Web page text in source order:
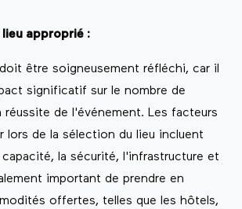
approprié :
être soigneusement réfléchi, car il
significatif sur le nombre de
de l'événement. Les facteurs
lors de la sélection du lieu incluent
la sécurité, l'infrastructure et
important de prendre en
offertes, telles que les hôtels,